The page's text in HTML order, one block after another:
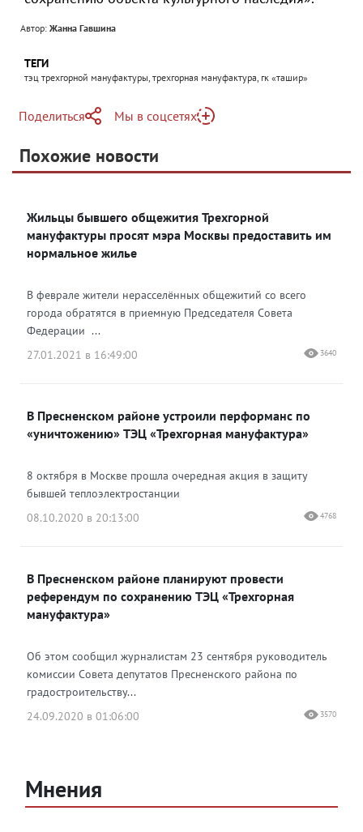
Автор: Жанна Гавшина
ТЕГИ
тэц трехгорной мануфактуры, трехгорная мануфактура, гк «ташир»
Поделиться
Telegram
Одноклассники
Мы в соцсетях
Яндекс Дзен
Похожие новости
Жильцы бывшего общежития Трехгорной
мануфактуры просят мэра Москвы предоставить им
нормальное жилье
В феврале жители нерасселённых общежитий со всего
города обратятся в приемную Председателя Совета
Федерации ...
27.01.2021 в 16:49:00
3640
В Пресненском районе устроили перформанс по
«уничтожению» ТЭЦ «Трехгорная мануфактура»
8 октября в Москве прошла очередная акция в защиту
бывшей теплоэлектростанции
08.10.2020 в 20:13:00
4768
В Пресненском районе планируют провести
референдум по сохранению ТЭЦ «Трехгорная
мануфактура»
Об этом сообщил журналистам 23 сентября руководитель
комиссии Совета депутатов Пресненского района по
градостроительству...
24.09.2020 в 01:06:00
3570
Мнения